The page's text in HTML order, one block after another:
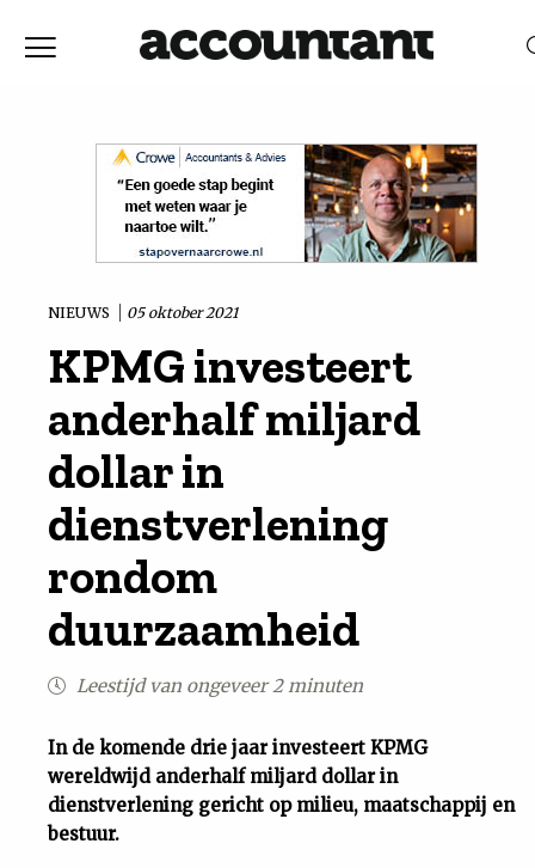
Vaktechniek
Achtergrond
Uit
Feiten
Cijfers
Tuchtrecht
NIEUWS 05 oktober 2021
KPMG investeert
anderhalf miljard
dollar in
dienstverlening
rondom
duurzaamheid
Leestijd van ongeveer 2 minuten
In de komende drie jaar investeert KPMG
wereldwijd anderhalf miljard dollar in
dienstverlening gericht op milieu, maatschappij en
bestuur.
RELEVANTIEDATUM